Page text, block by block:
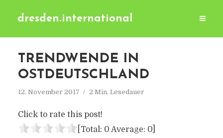
dresden.international
TRENDWENDE IN
OSTDEUTSCHLAND
12. November 2017 2 Min. Lesedauer
Click to rate this post!
[Total: 0 Average: 0]